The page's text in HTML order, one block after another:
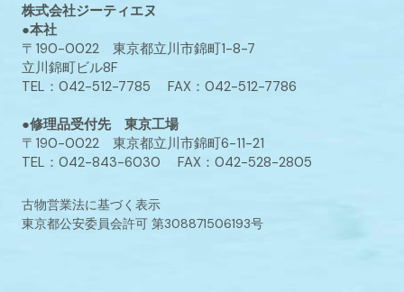
株式会社ジーティエヌ
●本社
〒190-0022 東京都立川市錦町1-8-7
立川錦町ビル8F
TEL：042-512-7785 FAX：042-512-7786
●修理品受付先 東京工場
〒190-0022 東京都立川市錦町6-11-21
TEL：042-843-6030 FAX：042-528-2805
古物営業法に基づく表示
東京都公安委員会許可 第308871506193号